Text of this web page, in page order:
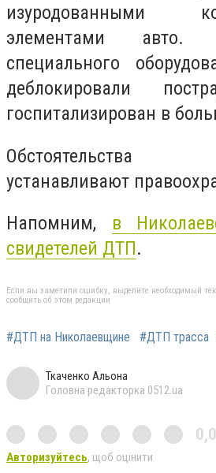
изуродованными
элементами
специального
деблокировали
госпитализирован в
Обстоятельства
устанавливают
Напомним, в
свидетелей ДТП.
Если вы заметили ошибку, выделите необходимый
сообщить об этом редакции
#ДТП на Николаевщине #ДТП трасса
Ткаченко Альона
Головна редакторка 0512.ua
0,0
Авторизуйтесь, щоб оцінити